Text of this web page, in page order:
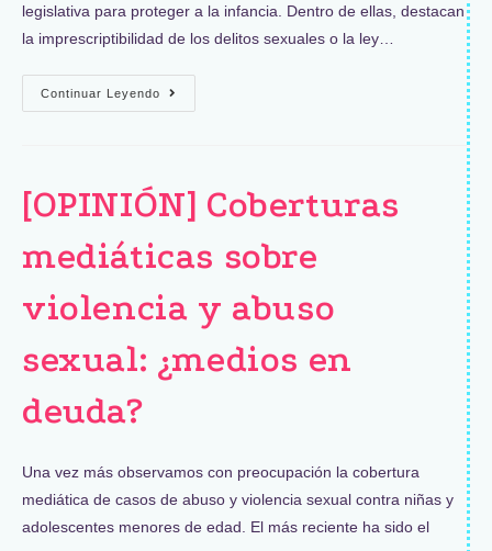
legislativa para proteger a la infancia. Dentro de ellas, destacan
la imprescriptibilidad de los delitos sexuales o la ley…
Continuar Leyendo
[OPINIÓN] Coberturas
mediáticas sobre
violencia y abuso
sexual: ¿medios en
deuda?
Una vez más observamos con preocupación la cobertura
mediática de casos de abuso y violencia sexual contra niñas y
adolescentes menores de edad. El más reciente ha sido el